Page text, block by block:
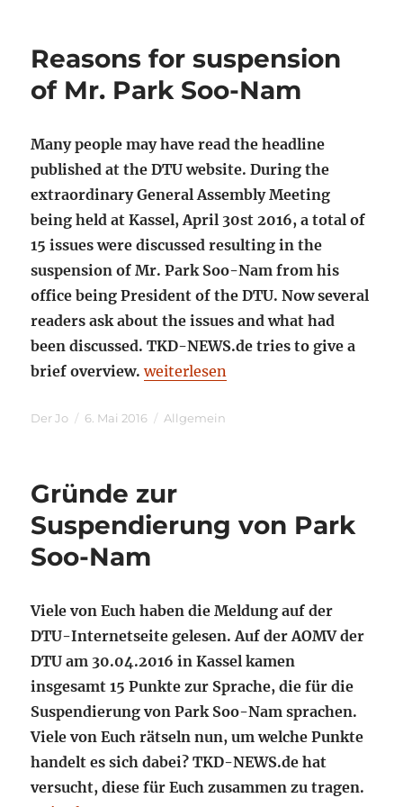
Reasons for suspension
of Mr. Park Soo-Nam
Many people may have read the headline
published at the DTU website. During the
extraordinary General Assembly Meeting
being held at Kassel, April 30st 2016, a total of
15 issues were discussed resulting in the
suspension of Mr. Park Soo-Nam from his
office being President of the DTU. Now several
readers ask about the issues and what had
been discussed. TKD-NEWS.de tries to give a
brief overview. „Reasons for suspension of Mr.
weiterlesen
Autor
Der Jo
Veröffentlicht
6. Mai 2016 Kategorien
Allgemein
Gründe zur
Suspendierung von Park
Soo-Nam
Viele von Euch haben die Meldung auf der
DTU-Internetseite gelesen. Auf der AOMV der
DTU am 30.04.2016 in Kassel kamen
insgesamt 15 Punkte zur Sprache, die für die
Suspendierung von Park Soo-Nam sprachen.
Viele von Euch rätseln nun, um welche Punkte
handelt es sich dabei? TKD-NEWS.de hat
versucht, diese für Euch zusammen zu tragen.